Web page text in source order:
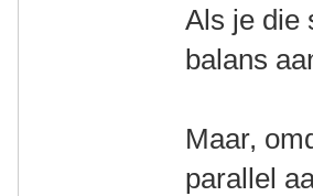
Als je die
balans
Maar,
parallel